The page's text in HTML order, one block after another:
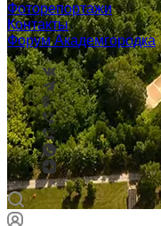
Фоторепортажи
Контакты
Форум Академгородка